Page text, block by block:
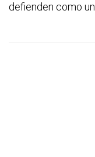
defienden como